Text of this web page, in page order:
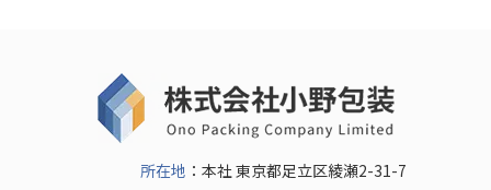
所在地 ：本社 東京都足立区綾瀬2-31-7